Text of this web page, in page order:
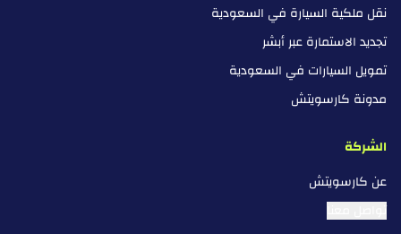
نقل ملكية السيارة في السعودية
تجديد الاستمارة عبر أبشر
تمويل السيارات في السعودية
مدونة كارسويتش
الشركة
عن كارسويتش
تواصل معنا